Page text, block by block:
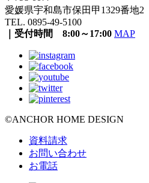
愛媛県宇和島市保田甲1329番地2
TEL. 0895-49-5100
｜受付時間 8:00～17:00 MAP
©ANCHOR HOME DESIGN
資料請求
お問い合わせ
お電話